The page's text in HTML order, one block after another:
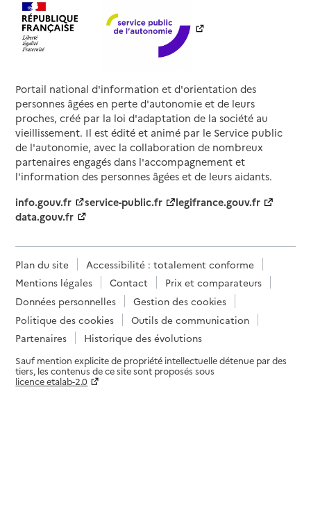
Portail national d'information et d'orientation des
personnes âgées en perte d'autonomie et de leurs
proches, créé par la loi d'adaptation de la société au
vieillissement. Il est édité et animé par le Service public
de l'autonomie, avec la collaboration de nombreux
partenaires engagés dans l'accompagnement et
l'information des personnes âgées et de leurs aidants.
info.gouv.fr
service-public.fr
legifrance.gouv.fr
data.gouv.fr
Plan du site
Accessibilité : totalement conforme
Mentions légales
Contact
Prix et comparateurs
Données personnelles
Gestion des cookies
Politique des cookies
Outils de communication
Partenaires
Historique des évolutions
Sauf mention explicite de propriété intellectuelle détenue par des
tiers, les contenus de ce site sont proposés sous
licence etalab-2.0